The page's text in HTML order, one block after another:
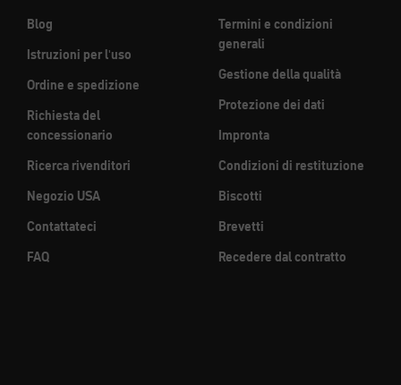
Blog
Istruzioni per l'uso
Ordine e spedizione
Richiesta del
concessionario
Ricerca rivenditori
Negozio USA
Contattateci
FAQ
Termini e condizioni
generali
Gestione della qualità
Protezione dei dati
Impronta
Condizioni di restituzione
Biscotti
Brevetti
Recedere dal contratto